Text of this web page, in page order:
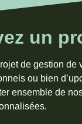
un
de gestion de
ou bien
ensemble de